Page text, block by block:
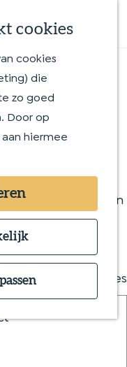
cookies
cookies
die
zo goed
Door op
hiermee
en aan het water
kinderen
overnachten
& Breakfast